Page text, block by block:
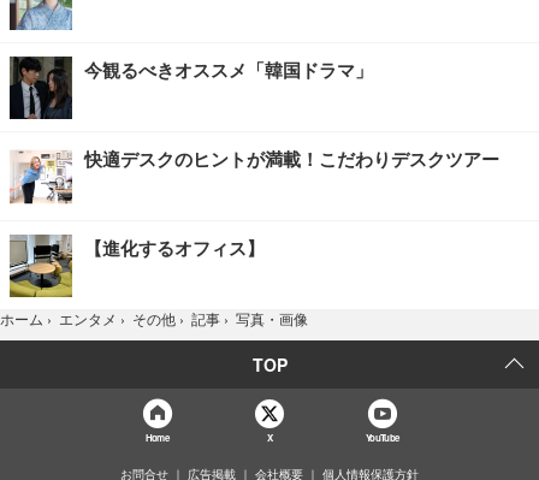
今観るべきオススメ「韓国ドラマ」
快適デスクのヒントが満載！こだわりデスクツアー
【進化するオフィス】
ホーム › エンタメ › その他 › 記事 › 写真・画像
TOP
Home X YouTube
お問合せ 広告掲載 会社概要 個人情報保護方針